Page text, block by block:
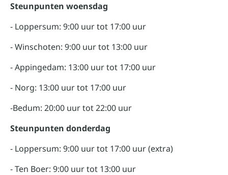
Steunpunten woensdag
- Loppersum: 9:00 uur tot 17:00 uur
- Winschoten: 9:00 uur tot 13:00 uur
- Appingedam: 13:00 uur tot 17:00 uur
- Norg: 13:00 uur tot 17:00 uur
-Bedum: 20:00 uur tot 22:00 uur
Steunpunten donderdag
- Loppersum: 9:00 uur tot 17:00 uur (extra)
- Ten Boer: 9:00 uur tot 13:00 uur